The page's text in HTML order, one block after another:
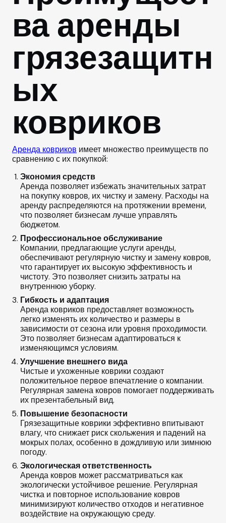
ва аренды
грязезащитн
ых
ковриков
Аренда ковриков имеет множество преимуществ по
сравнению с их покупкой:
Экономия средств
Аренда позволяет избежать значительных затрат
на покупку ковров, их чистку и замену. Расходы на
аренду распределяются на протяжении времени,
что позволяет бизнесам лучше управлять
бюджетом.
Профессиональное обслуживание
Компании, предлагающие услуги аренды,
обеспечивают регулярную чистку и замену ковров,
что гарантирует их высокую эффективность и
чистоту. Это позволяет снизить затраты на
внутреннюю уборку.
Гибкость и адаптация
Аренда ковриков предоставляет возможность
легко изменять их количество и размеры в
зависимости от сезона или уровня проходимости.
Это позволяет бизнесам адаптироваться к
изменяющимся условиям.
Улучшение внешнего вида
Чистые и ухоженные коврики создают
положительное первое впечатление о компании.
Регулярная замена ковров помогает поддерживать
их презентабельный вид.
Повышение безопасности
Грязезащитные коврики эффективно впитывают
влагу, что снижает риск скольжения и падений на
мокрых полах, особенно в дождливую или зимнюю
погоду.
Экологическая ответственность
Аренда ковров может рассматриваться как
экологически устойчивое решение. Регулярная
чистка и повторное использование ковров
минимизируют количество отходов и негативное
воздействие на окружающую среду.